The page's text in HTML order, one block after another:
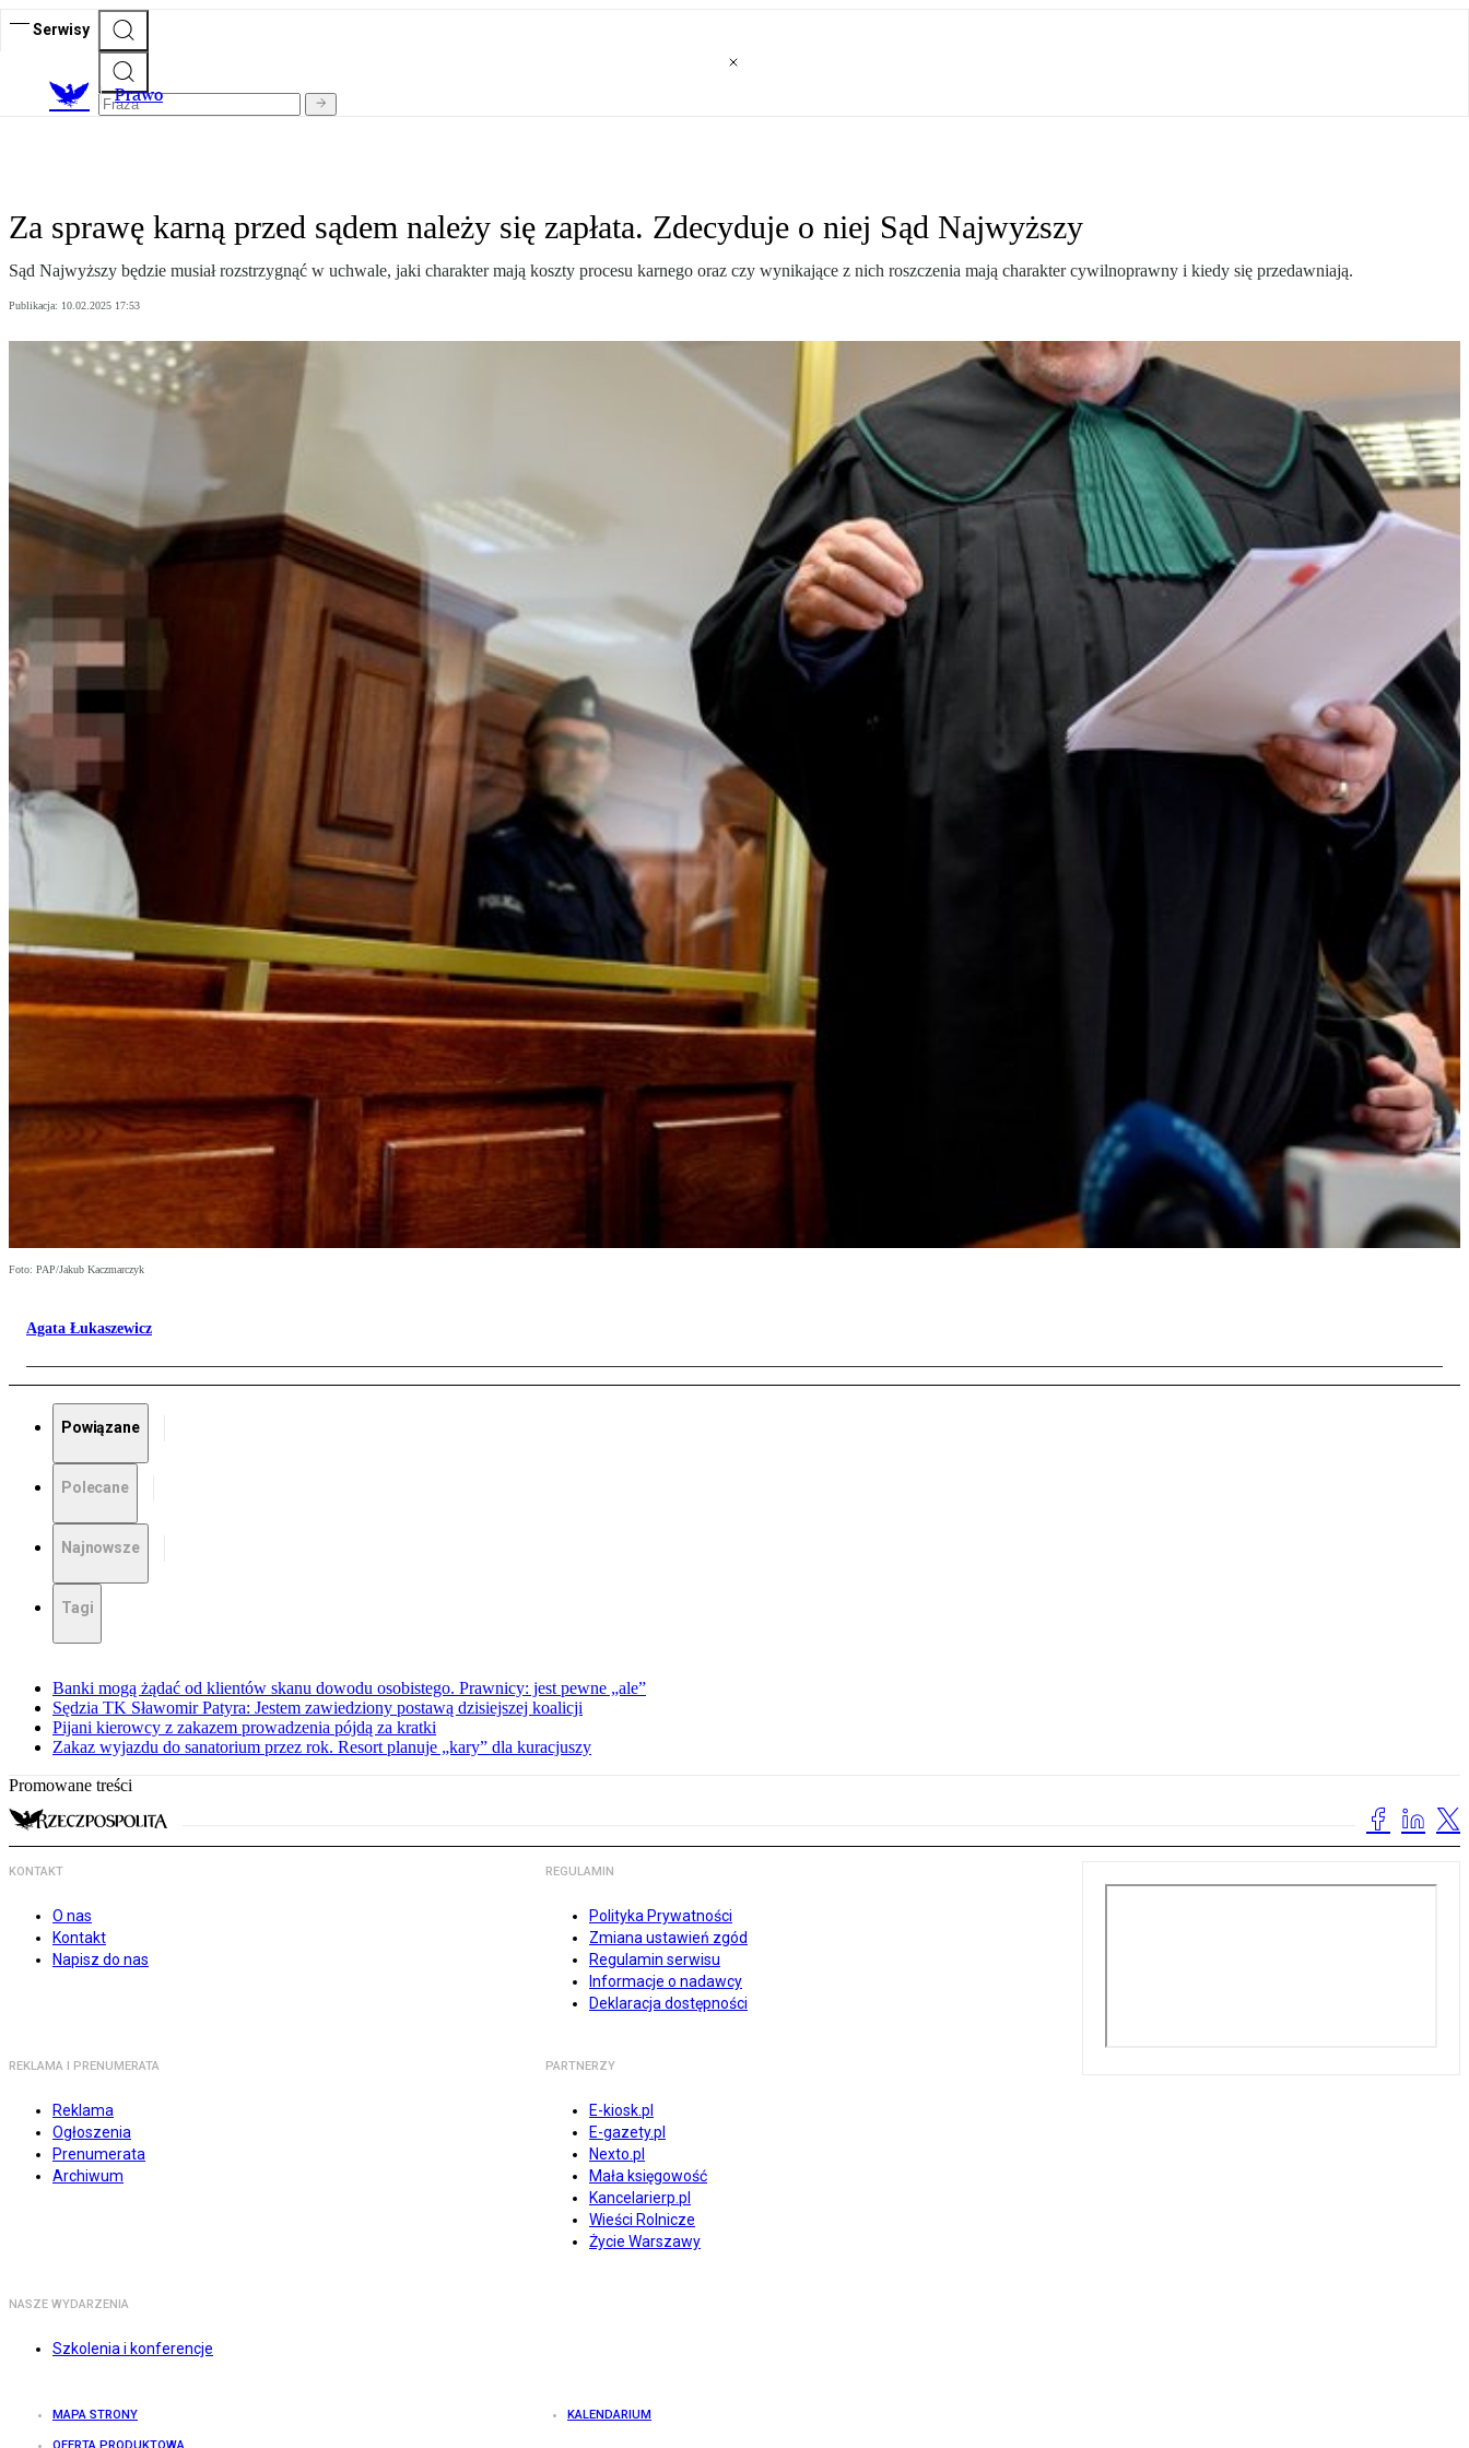
Serwisy
Prawo
Za sprawę karną przed sądem należy się zapłata. Zdecyduje o niej Sąd Najwyższy
Sąd Najwyższy będzie musiał rozstrzygnąć w uchwale, jaki charakter mają koszty procesu karnego oraz czy wynikające z nich roszczenia mają charakter cywilnoprawny i kiedy się przedawniają.
Publikacja: 10.02.2025 17:53
Foto: PAP/Jakub Kaczmarczyk
Agata Łukaszewicz
Powiązane
Polecane
Najnowsze
Tagi
Banki mogą żądać od klientów skanu dowodu osobistego. Prawnicy: jest pewne „ale”
Sędzia TK Sławomir Patyra: Jestem zawiedziony postawą dzisiejszej koalicji
Pijani kierowcy z zakazem prowadzenia pójdą za kratki
Zakaz wyjazdu do sanatorium przez rok. Resort planuje „kary” dla kuracjuszy
Promowane treści
KONTAKT
O nas
Kontakt
Napisz do nas
REGULAMIN
Polityka Prywatności
Zmiana ustawień zgód
Regulamin serwisu
Informacje o nadawcy
Deklaracja dostępności
REKLAMA I PRENUMERATA
Reklama
Ogłoszenia
Prenumerata
Archiwum
PARTNERZY
E-kiosk.pl
E-gazety.pl
Nexto.pl
Mała księgowość
Kancelarierp.pl
Wieści Rolnicze
Życie Warszawy
NASZE WYDARZENIA
Szkolenia i konferencje
MAPA STRONY KALENDARIUM